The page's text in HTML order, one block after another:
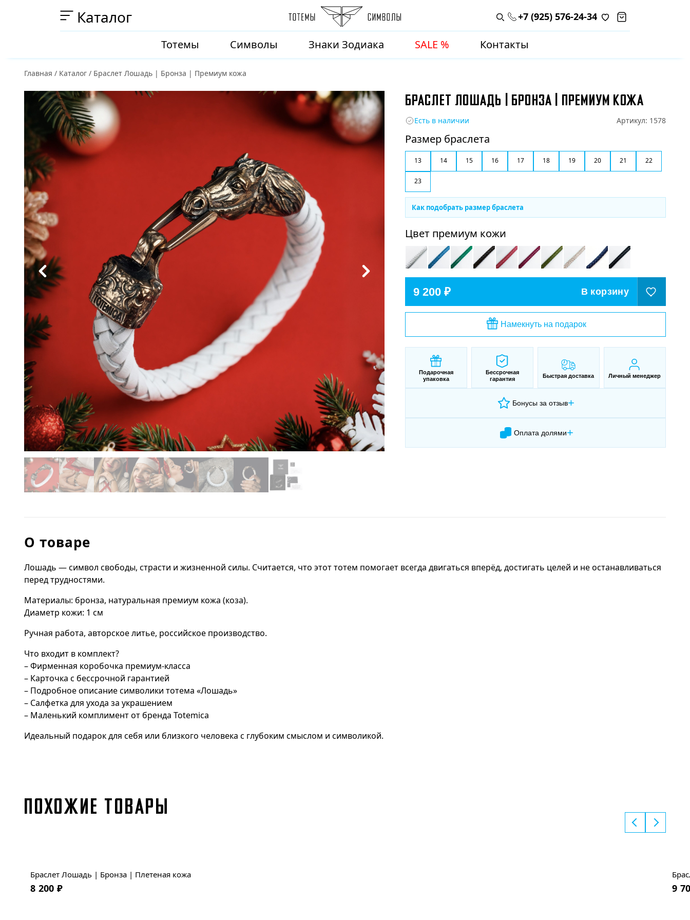
Каталог Поиск по каталогу
+7 (925) 576-24-34
Тотемы Символы Знаки Зодиака SALE % Контакты
Главная / Каталог / Браслет Лошадь | Бронза | Премиум кожа
БРАСЛЕТ ЛОШАДЬ | БРОНЗА | ПРЕМИУМ КОЖА
Есть в наличии Артикул: 1578
Размер браслета
13 14 15 16 17 18 19 20 21 22
23
Как подобрать размер браслета
Цвет премиум кожи
9 200 ₽ В корзину
Намекнуть на подарок
Подарочная
упаковка
Бессрочная
гарантия
Быстрая доставка Личный менеджер
Бонусы за отзыв+
Оплата долями+
О товаре
Лошадь — символ свободы, страсти и жизненной силы. Считается, что этот тотем помогает всегда двигаться вперёд, достигать целей и не останавливаться
перед трудностями.
Материалы: бронза, натуральная премиум кожа (коза).
Диаметр кожи: 1 см
Ручная работа, авторское литье, российское производство.
Что входит в комплект?
– Фирменная коробочка премиум-класса
– Карточка с бессрочной гарантией
– Подробное описание символики тотема «Лошадь»
– Салфетка для ухода за украшением
– Маленький комплимент от бренда Totemica
Идеальный подарок для себя или близкого человека с глубоким смыслом и символикой.
ПОХОЖИЕ ТОВАРЫ
Браслет Лошадь | Бронза | Плетеная кожа
8 200 ₽ 9